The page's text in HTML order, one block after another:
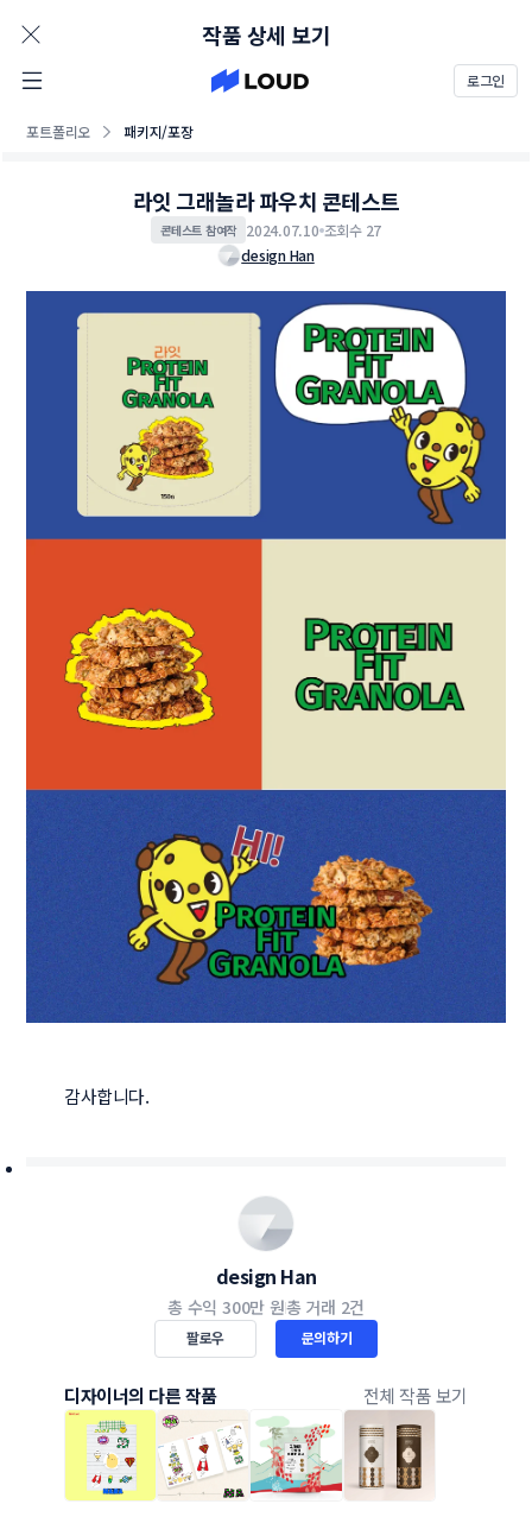
로그인
포트폴리오 패키지/포장
작품 상세 보기
라잇 그래놀라 파우치 콘테스트
콘테스트 참여작 2024.07.10 조회수 27
design Han
감사합니다.
design Han
총 수익 300만 원총 거래 2건
팔로우 문의하기
디자이너의 다른 작품 전체 작품 보기